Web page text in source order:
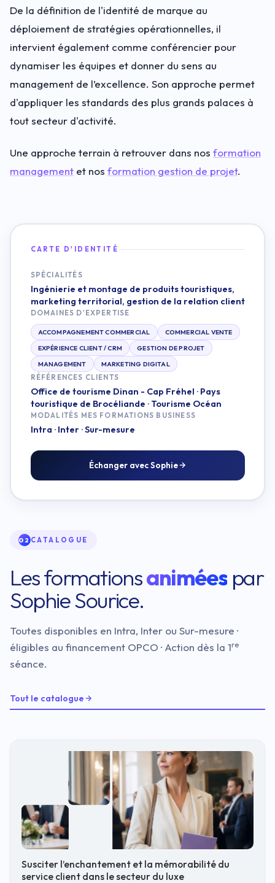
De la définition de l'identité de marque au
déploiement de stratégies opérationnelles, il
intervient également comme conférencier pour
dynamiser les équipes et donner du sens au
management de l’excellence. Son approche permet
d'appliquer les standards des plus grands palaces à
tout secteur d'activité.
Une approche terrain à retrouver dans nos formation
management et nos formation gestion de projet.
CARTE D'IDENTITÉ
SPÉCIALITÉS
Ingénierie et montage de produits touristiques,
marketing territorial, gestion de la relation client
DOMAINES D'EXPERTISE
ACCOMPAGNEMENT COMMERCIAL
COMMERCIAL VENTE
EXPÉRIENCE CLIENT / CRM
GESTION DE PROJET
MANAGEMENT
MARKETING DIGITAL
RÉFÉRENCES CLIENTS
Office de tourisme Dinan - Cap Fréhel · Pays
touristique de Brocéliande · Tourisme Océan
MODALITÉS MES FORMATIONS BUSINESS
Intra · Inter · Sur-mesure
Échanger avec Sophie
02CATALOGUE
Les formationsanimées par
Sophie Sourice.
Toutes disponibles en Intra, Inter ou Sur-mesure ·
éligibles au financement OPCO · Action dès la 1re
séance.
Tout le catalogue
Susciter l’enchantement et la mémorabilité du
service client dans le secteur du luxe